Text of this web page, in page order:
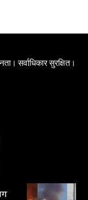
सर्वाधिकार सुरक्षित।